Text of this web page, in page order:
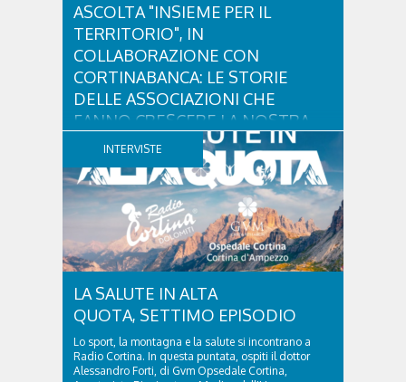
ASCOLTA "INSIEME PER IL
TERRITORIO", IN
COLLABORAZIONE CON
CORTINABANCA: LE STORIE
DELLE ASSOCIAZIONI CHE
FANNO CRESCERE LA NOSTRA
COMUNITÀ.
Dietro ogni associazione ci sono persone, idee e
tanto impegno. C'è chi dedica tempo allo sport, chi
promuove la cultura, chi sostiene il volontariato o
opera nel campo della sanità, contribuendo ogni
giorno a rendere il nostro territorio più forte e unito.
Da questa volontà di raccontare il...
INTERVISTE
LA SALUTE IN ALTA
QUOTA, SETTIMO EPISODIO
Lo sport, la montagna e la salute si incontrano a
Radio Cortina. In questa puntata, ospiti il dottor
Alessandro Forti, di Gvm Opsedale Cortina,